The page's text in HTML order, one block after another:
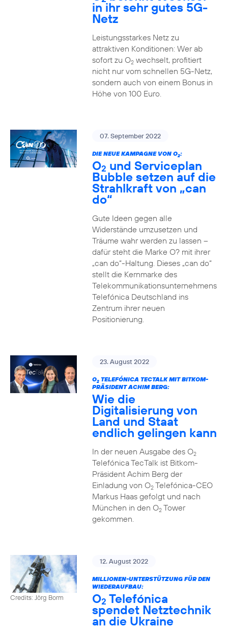
in ihr sehr gutes 5G-
Netz
Leistungsstarkes Netz zu
attraktiven Konditionen: Wer ab
sofort zu O2wechselt, profitiert
nicht nur vom schnellen 5G-Netz,
sondern auch von einem Bonus in
Höhe von 100 Euro.
07. September 2022
DIE NEUE KAMPAGNE VON O2:
O2 und Serviceplan
Bubble setzen auf die
Strahlkraft von „can
do“
Gute Ideen gegen alle
Widerstände umzusetzen und
Träume wahr werden zu lassen –
dafür steht die Marke O? mit ihrer
„can do“-Haltung. Dieses „can do“
stellt die Kernmarke des
Telekommunikationsunternehmens
Telefónica Deutschland ins
Zentrum ihrer neuen
Positionierung.
23. August 2022
O2TELEFÓNICA TECTALK MIT BITKOM-
PRÄSIDENT ACHIM BERG:
Wie die
Digitalisierung von
Land und Staat
endlich gelingen kann
In der neuen Ausgabe des O2
Telefónica TecTalk ist Bitkom-
Präsident Achim Berg der
Einladung von O2Telefónica-CEO
Markus Haas gefolgt und nach
München in den O2Tower
gekommen.
Credits: Jörg Borm
12. August 2022
MILLIONEN-UNTERSTÜTZUNG FÜR DEN
WIEDERAUFBAU:
O2 Telefónica
spendet Netztechnik
an die Ukraine